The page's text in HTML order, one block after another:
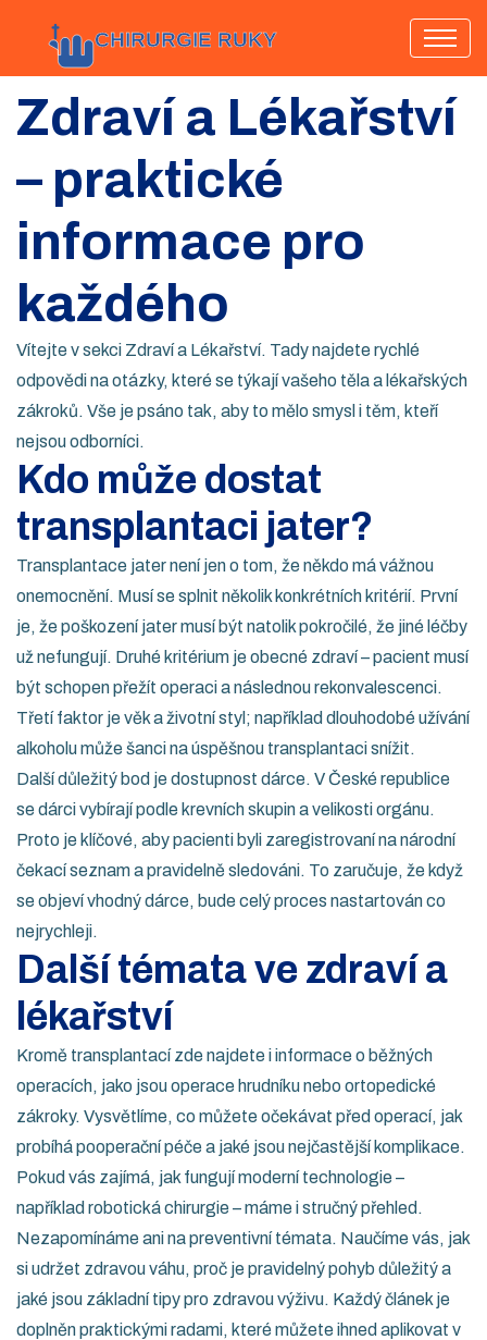
Zdraví a Lékařství
– praktické
informace pro
každého
Vítejte v sekci Zdraví a Lékařství. Tady najdete rychlé
odpovědi na otázky, které se týkají vašeho těla a lékařských
zákroků. Vše je psáno tak, aby to mělo smysl i těm, kteří
nejsou odborníci.
Kdo může dostat
transplantaci jater?
Transplantace jater není jen o tom, že někdo má vážnou
onemocnění. Musí se splnit několik konkrétních kritérií. První
je, že poškození jater musí být natolik pokročilé, že jiné léčby
už nefungují. Druhé kritérium je obecné zdraví – pacient musí
být schopen přežít operaci a následnou rekonvalescenci.
Třetí faktor je věk a životní styl; například dlouhodobé užívání
alkoholu může šanci na úspěšnou transplantaci snížit.
Další důležitý bod je dostupnost dárce. V České republice
se dárci vybírají podle krevních skupin a velikosti orgánu.
Proto je klíčové, aby pacienti byli zaregistrovaní na národní
čekací seznam a pravidelně sledováni. To zaručuje, že když
se objeví vhodný dárce, bude celý proces nastartován co
nejrychleji.
Další témata ve zdraví a
lékařství
Kromě transplantací zde najdete i informace o běžných
operacích, jako jsou operace hrudníku nebo ortopedické
zákroky. Vysvětlíme, co můžete očekávat před operací, jak
probíhá pooperační péče a jaké jsou nejčastější komplikace.
Pokud vás zajímá, jak fungují moderní technologie –
například robotická chirurgie – máme i stručný přehled.
Nezapomínáme ani na preventivní témata. Naučíme vás, jak
si udržet zdravou váhu, proč je pravidelný pohyb důležitý a
jaké jsou základní tipy pro zdravou výživu. Každý článek je
doplněn praktickými radami, které můžete ihned aplikovat v